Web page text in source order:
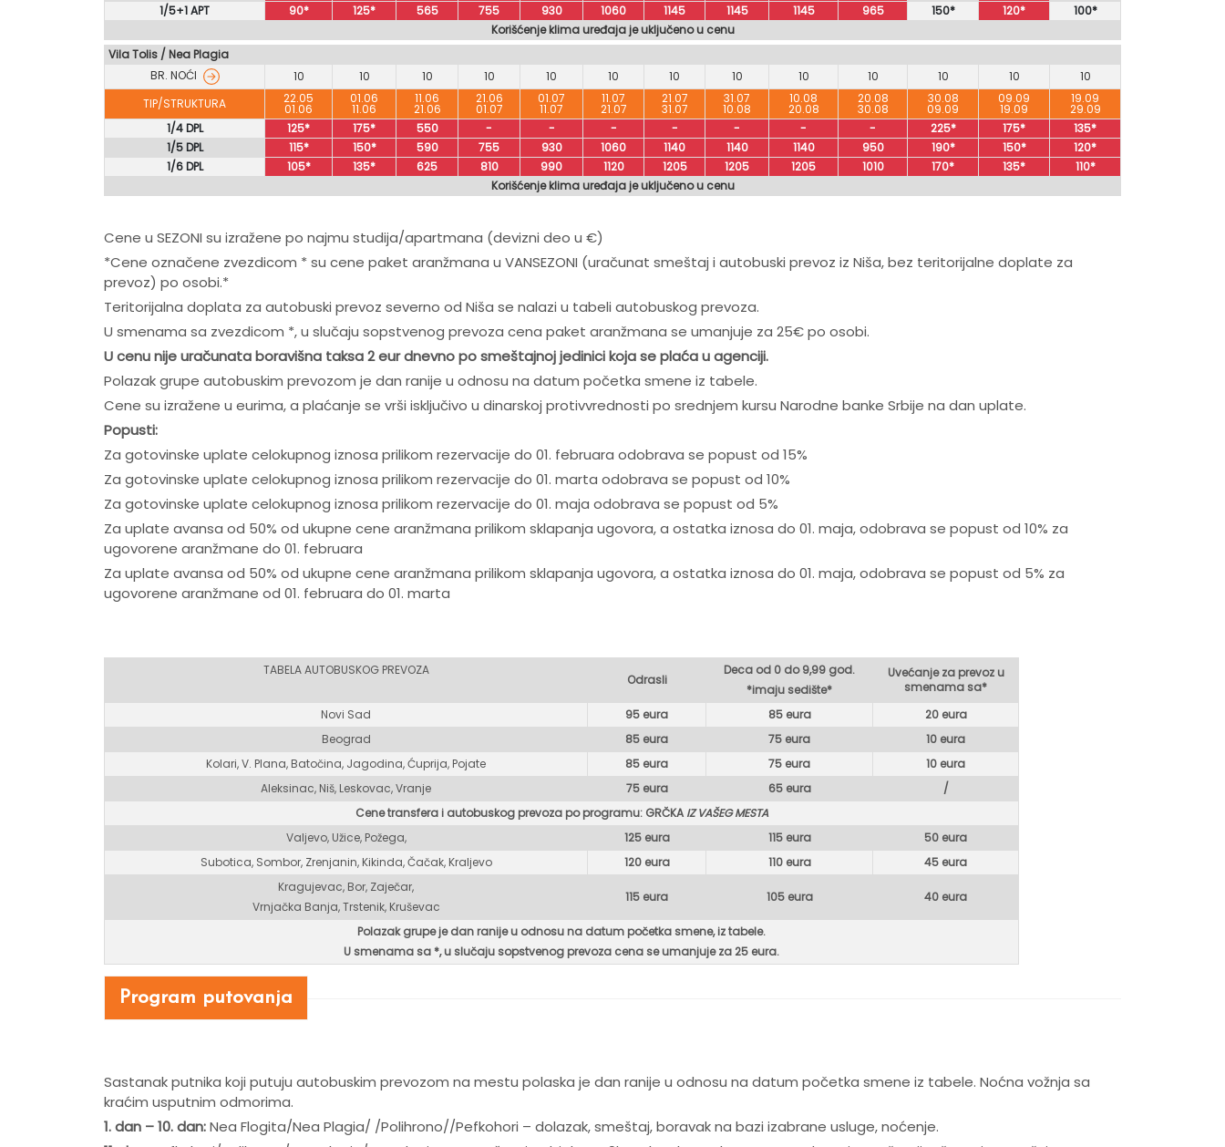
1/5+1 APT
90* 125* 565 755 930 1060 1145 1145 1145 965 150* 120*
100*
Korišćenje klima uređaja je uključeno u cenu
Vila Tolis / Nea Plagia
BR. NOĆI
10 10 10 10 10 10 10 10 10 10 10 10
10
TIP/STRUKTURA
22.05
01.06
01.06
11.06
11.06
21.06
21.06
01.07
01.07
11.07
11.07
21.07
21.07
31.07
31.07
10.08
10.08
20.08
20.08
30.08
30.08
09.09
09.09
19.09
19.09
29.09
1/4 DPL
125* 175* 550 - - - - - - - 225* 175*
135*
1/5 DPL
115* 150* 590 755 930 1060 1140 1140 1140 950 190* 150*
120*
1/6 DPL
105* 135* 625 810 990 1120 1205 1205 1205 1010 170* 135*
110*
Korišćenje klima uređaja je uključeno u cenu
Cene u SEZONI su izražene po najmu studija/apartmana (devizni deo u €)
*Cene označene zvezdicom * su cene paket aranžmana u VANSEZONI (uračunat smeštaj i autobuski prevoz iz Niša, bez teritorijalne doplate za
prevoz) po osobi.*
Teritorijalna doplata za autobuski prevoz severno od Niša se nalazi u tabeli autobuskog prevoza.
U smenama sa zvezdicom *, u slučaju sopstvenog prevoza cena paket aranžmana se umanjuje za 25€ po osobi.
U cenu nije uračunata boravišna taksa 2 eur dnevno po smeštajnoj jedinici koja se plaća u agenciji.
Polazak grupe autobuskim prevozom je dan ranije u odnosu na datum početka smene iz tabele.
Cene su izražene u eurima, a plaćanje se vrši isključivo u dinarskoj protivvrednosti po srednjem kursu Narodne banke Srbije na dan uplate.
Popusti:
Za gotovinske uplate celokupnog iznosa prilikom rezervacije do 01. februara odobrava se popust od 15%
Za gotovinske uplate celokupnog iznosa prilikom rezervacije do 01. marta odobrava se popust od 10%
Za gotovinske uplate celokupnog iznosa prilikom rezervacije do 01. maja odobrava se popust od 5%
Za uplate avansa od 50% od ukupne cene aranžmana prilikom sklapanja ugovora, a ostatka iznosa do 01. maja, odobrava se popust od 10% za
ugovorene aranžmane do 01. februara
Za uplate avansa od 50% od ukupne cene aranžmana prilikom sklapanja ugovora, a ostatka iznosa do 01. maja, odobrava se popust od 5% za
ugovorene aranžmane od 01. februara do 01. marta
TABELA AUTOBUSKOG PREVOZA
Odrasli
Deca od 0 do 9,99 god.
*imaju sedište*
Uvećanje za prevoz u
smenama sa*
Novi Sad
95 eura 85 eura
20 eura
Beograd
85 eura 75 eura
10 eura
Kolari, V. Plana, Batočina, Jagodina, Ćuprija, Pojate
85 eura 75 eura
10 eura
Aleksinac, Niš, Leskovac, Vranje
75 eura 65 eura
/
Cene transfera i autobuskog prevoza po programu: GRČKAIZ VAŠEG MESTA
Valjevo, Užice, Požega,
125 eura 115 eura
50 eura
Subotica, Sombor, Zrenjanin, Kikinda, Čačak, Kraljevo
120 eura 110 eura
45 eura
Kragujevac, Bor, Zaječar,
Vrnjačka Banja, Trstenik, Kruševac
115 eura 105 eura 40 eura
Polazak grupe je dan ranije u odnosu na datum početka smene, iz tabele.
U smenama sa *, uslučaju sopstvenog prevoza cena se umanjuje za 25 eura.
Program putovanja
Sastanak putnika koji putuju autobuskim prevozom na mestu polaska je dan ranije u odnosu na datum početka smene iz tabele. Noćna vožnja sa
kraćim usputnim odmorima.
1. dan – 10. dan:Nea Flogita/Nea Plagia/ /Polihrono//Pefkohori – dolazak, smeštaj, boravak na bazi izabrane usluge, noćenje.